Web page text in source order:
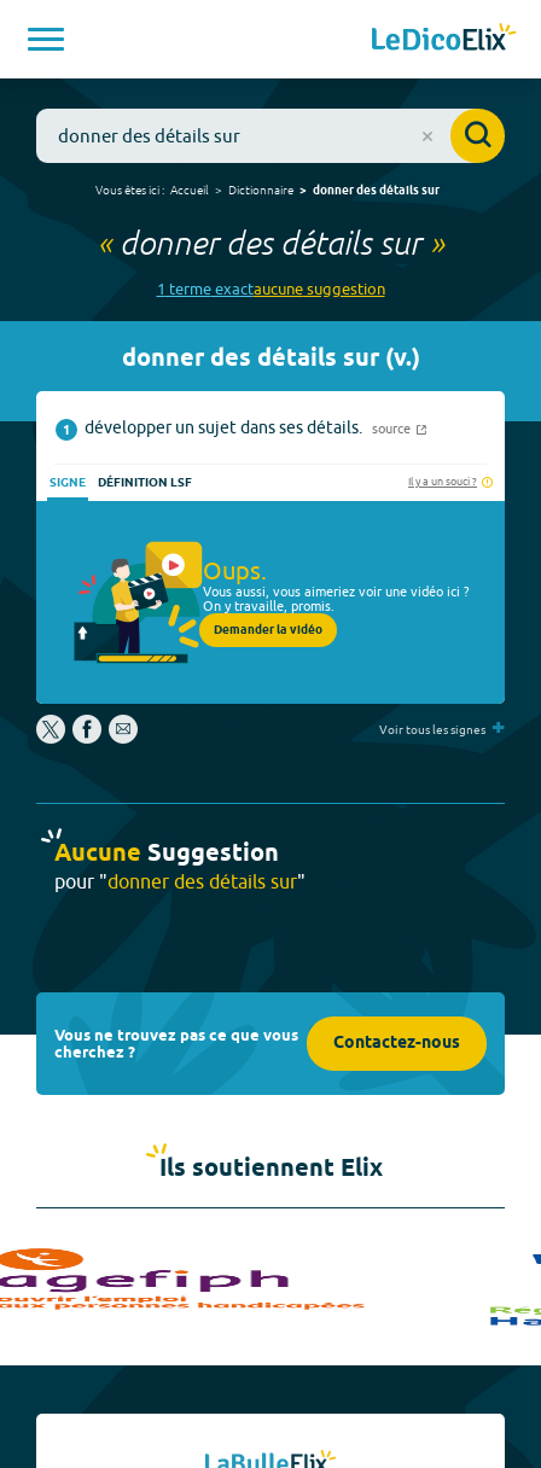
Vous êtes ici : Accueil Dictionnaire donner des détails sur
« donner des détails sur»
1 termeexactaucunesuggestion
donner des détails sur(v.)
1 développer un sujet dans ses détails. source
SIGNE DÉFINITION LSF Il y a un souci ?
Oups.
Vous aussi, vous aimeriez voir une vidéo ici ?
On y travaille, promis.
Demander la vidéo
Voir tous les signes +
Aucune Suggestion
pour "donner des détails sur"
Vous ne trouvez pas ce que vous
cherchez ? Contactez-nous
Ils soutiennent Elix